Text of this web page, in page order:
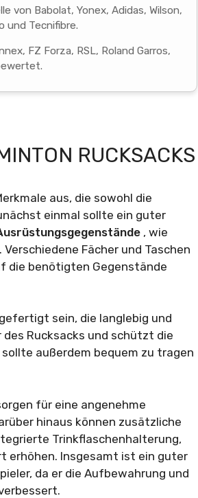
von Babolat, Yonex, Adidas, Wilson,
und Tecnifibre.
FZ Forza, RSL, Roland Garros,
RUCKSACKS
aus, die sowohl die
einmal sollte ein guter
, wie
Fächer und Taschen
die benötigten Gegenstände
sein, die langlebig und
Rucksacks und schützt die
außerdem bequem zu tragen
für eine angenehme
hinaus können zusätzliche
Trinkflaschenhalterung,
erhöhen. Insgesamt ist ein guter
da er die Aufbewahrung und